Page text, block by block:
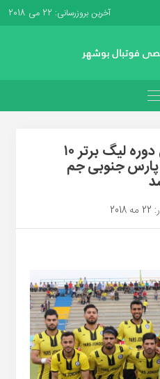
آخرین بروزرسانی: 22 می 2018
قرعه کشی هجدهمین دوره لیگ برتر ۱۰
پارس جنوبی جم